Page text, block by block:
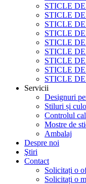
STICLE
STICLE
STICLE
STICLE
STICLE
STICLE
STICLE
STICLE
STICLE
Servicii
Designuri
Stiluri și
Controlul
Mostre de
Ambalaj
Despre noi
Ştiri
Contact
Solicitați o
Solicitați o